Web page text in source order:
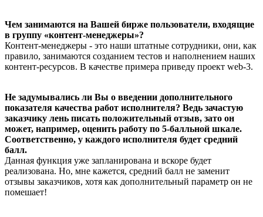
Чем занимаются на Вашей бирже пользователи, входящие
в группу «контент-менеджеры»?
Контент-менеджеры - это наши штатные сотрудники, они, как
правило, занимаются созданием тестов и наполнением наших
контент-ресурсов. В качестве примера приведу проект web-3.
Не задумывались ли Вы о введении дополнительного
показателя качества работ исполнителя? Ведь зачастую
заказчику лень писать положительный отзыв, зато он
может, например, оценить работу по 5-балльной шкале.
Соответственно, у каждого исполнителя будет средний
балл.
Данная функция уже запланирована и вскоре будет
реализована. Но, мне кажется, средний балл не заменит
отзывы заказчиков, хотя как дополнительный параметр он не
помешает!